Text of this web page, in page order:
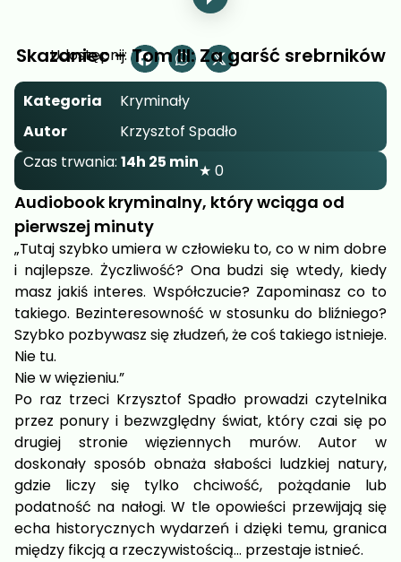
Udostępnij:
Skazaniec – Tom III: Za garść srebrników
Kategoria
Kryminały
Autor
Krzysztof Spadło
Czas trwania: 14h 25 min★ 0
Audiobook kryminalny, który wciąga od
pierwszej minuty
„Tutaj szybko umiera w człowieku to, co w nim dobre
i najlepsze. Życzliwość? Ona budzi się wtedy, kiedy
masz jakiś interes. Współczucie? Zapominasz co to
takiego. Bezinteresowność w stosunku do bliźniego?
Szybko pozbywasz się złudzeń, że coś takiego istnieje.
Nie tu.
Nie w więzieniu.”
Po raz trzeci Krzysztof Spadło prowadzi czytelnika
przez ponury i bezwzględny świat, który czai się po
drugiej stronie więziennych murów. Autor w
doskonały sposób obnaża słabości ludzkiej natury,
gdzie liczy się tylko chciwość, pożądanie lub
podatność na nałogi. W tle opowieści przewijają się
echa historycznych wydarzeń i dzięki temu, granica
między fikcją a rzeczywistością… przestaje istnieć.